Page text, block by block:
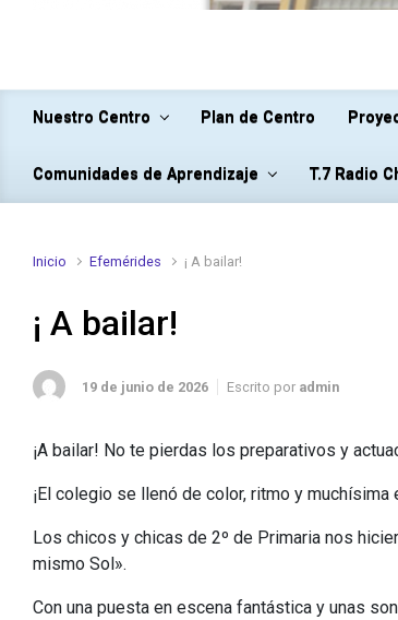
Nuestro Centro Plan de Centro
Comunidades de Aprendizaje T.7 Radio
Inicio Efemérides ¡ A bailar!
¡ A bailar!
19 de junio de 2026 Escrito por admin
¡A bailar! No te pierdas los preparativos y
¡El colegio se llenó de color, ritmo y muchísima
Los chicos y chicas de 2º de Primaria nos
mismo Sol».
Con una puesta en escena fantástica y unas